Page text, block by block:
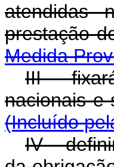
atendidas
Medida
III -
(Incluído
IV -